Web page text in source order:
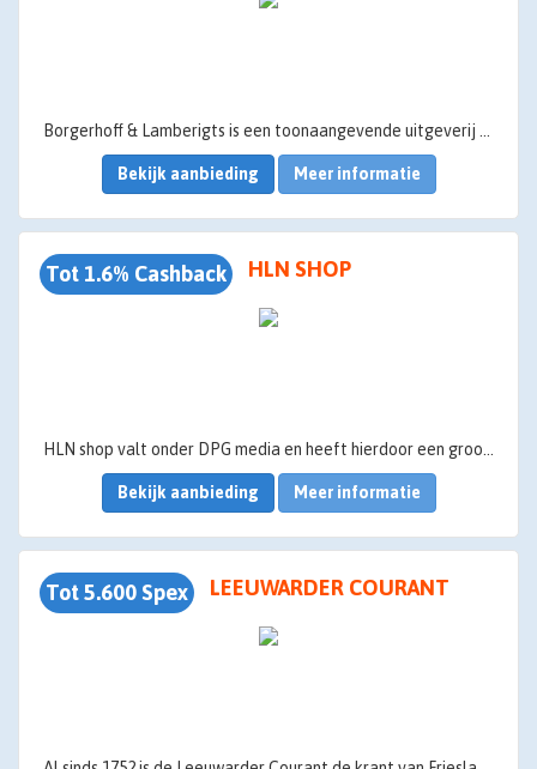
Bekijk aanbieding Meer informatie
Tot 1.6% Cashback HLN SHOP
Bekijk aanbieding Meer informatie
Tot 5.600 Spex LEEUWARDER COURANT